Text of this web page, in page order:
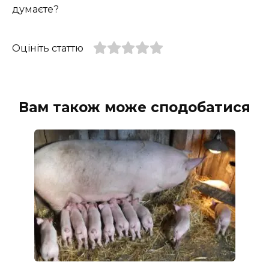
думаєте?
Оцініть статтю
Вам також може сподобатися